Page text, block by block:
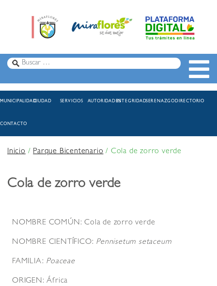
MUNICIPALIDADCIUDAD SERVICIOS AUTORIDADESINTEGRIDADSERENAZGODIRECTORIO
CONTACTO
Inicio/Parque Bicentenario/ Cola de zorro verde
Cola de zorro verde
NOMBRE COMÚN: Cola de zorro verde
NOMBRE CIENTÍFICO: Pennisetum setaceum
FAMILIA: Poaceae
ORIGEN: África